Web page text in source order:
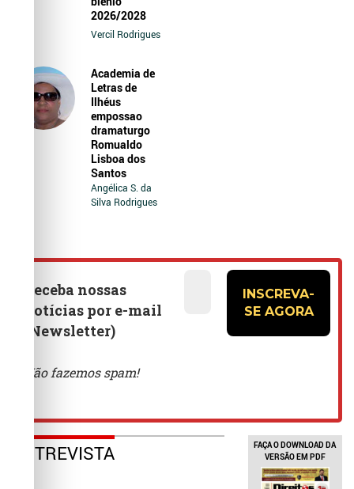
2026/2028
Vercil Rodrigues
Academia de
Letras de
Ilhéus
empossao
dramaturgo
Romualdo
Lisboa dos
Santos
Angélica S. da
Silva Rodrigues
ENTREVISTA
FAÇA O DOWNLOAD DA
VERSÃO EM PDF